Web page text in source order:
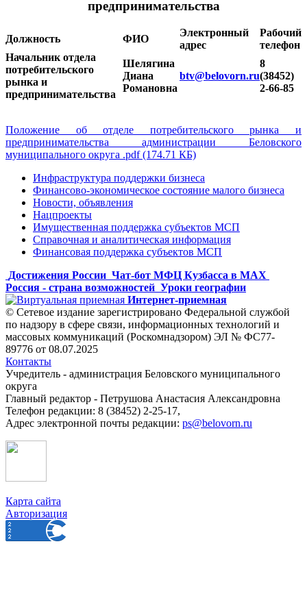
предпринимательства
Должность ФИО
Электронный
адрес
Рабочий
телефон
Начальник отдела
потребительского
рынка и
предпринимательства
Шелягина
Диана
Романовна
btv@belovorn.ru
8
(38452)
2-66-85
Положение об отделе потребительского рынка и
предпринимательства администрации Беловского
муниципального округа .pdf (174.71 КБ)
Инфраструктура поддержки бизнеса
Финансово-экономическое состояние малого бизнеса
Новости, объявления
Нацпроекты
Имущественная поддержка субъектов МСП
Справочная и аналитическая информация
Финансовая поддержка субъектов МСП
Достижения России Чат-бот МФЦ Кузбасса в MAX
Россия - страна возможностей Уроки географии
Интернет-приемная
© Сетевое издание зарегистрировано Федеральной службой
по надзору в сфере связи, информационных технологий и
массовых коммуникаций (Роскомнадзором) ЭЛ № ФС77-
89776 от 08.07.2025
Контакты
Учредитель - администрация Беловского муниципального
округа
Главный редактор - Петрушова Анастасия Александровна
Телефон редакции: 8 (38452) 2-25-17,
Адрес электронной почты редакции: ps@belovorn.ru
Карта сайта
Авторизация